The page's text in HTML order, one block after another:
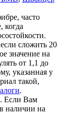
часто
когда
сложить 20
значение на
от 1,1 до
указанная у
такой,
.
Если Вам
наличии на